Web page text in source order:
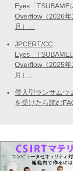
Eyes「TSUBAME
Overflow（2026年
月）」
JPCERT/CC
Eyes「TSUBAME
Overflow（2025年
月）」
侵入型ランサムウ
を受けたら読む